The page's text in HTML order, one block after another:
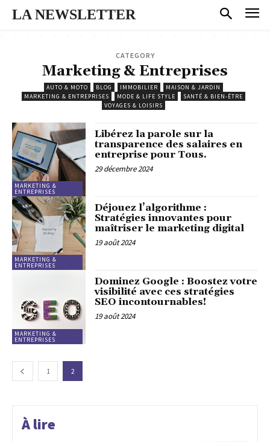
LA NEWSLETTER
CATEGORY
Marketing & Entreprises
AUTO & MOTO BLOG IMMOBILIER
MAISON & JARDIN
MARKETING & ENTREPRISES
MODE & LIFE STYLE
SANTÉ & BIEN-ÊTRE
VOYAGES & LOISIRS
MARKETING &
ENTREPRISES
Libérez la parole sur la
transparence des salaires en
entreprise pour Tous.
29 décembre 2024
MARKETING &
ENTREPRISES
Déjouez l’algorithme :
Stratégies innovantes pour
maîtriser le marketing digital
19 août 2024
MARKETING &
ENTREPRISES
Dominez Google : Boostez votre
visibilité avec ces stratégies
SEO incontournables!
19 août 2024
1 2
À lire